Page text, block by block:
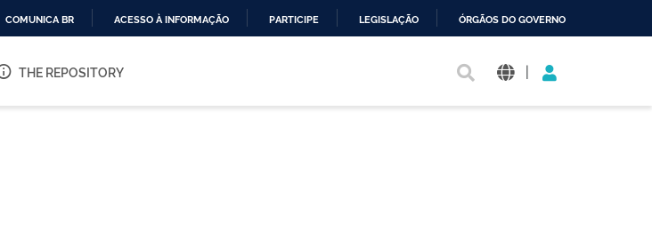
O
COMUNICA BR ACESSO À INFORMAÇÃO PARTICIPE LEGISLAÇÃO ÓRGÃOS DO GOVERNO
THE REPOSITORY |